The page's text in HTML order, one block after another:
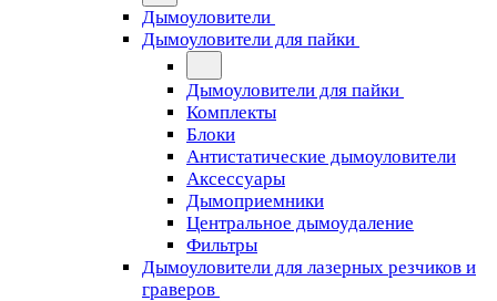
Дымоуловители
Дымоуловители для пайки
Дымоуловители для пайки
Комплекты
Блоки
Антистатические дымоуловители
Аксессуары
Дымоприемники
Центральное дымоудаление
Фильтры
Дымоуловители для лазерных резчиков и
граверов